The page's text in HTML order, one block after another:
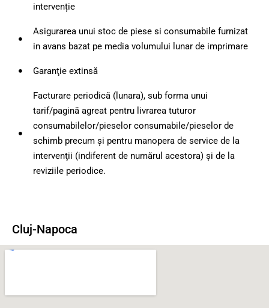
intervenție
Asigurarea unui stoc de piese si consumabile furnizat
in avans bazat pe media volumului lunar de imprimare
Garanţie extinsă
Facturare periodică (lunara), sub forma unui
tarif/pagină agreat pentru livrarea tuturor
consumabilelor/pieselor consumabile/pieselor de
schimb precum şi pentru manopera de service de la
intervenţii (indiferent de numărul acestora) şi de la
reviziile periodice.
Cluj-Napoca